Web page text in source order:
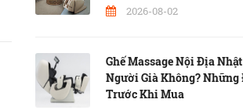
2026-08-02
Ghế Massage Nội Địa
Người Già Không? Những
Trước Khi Mua